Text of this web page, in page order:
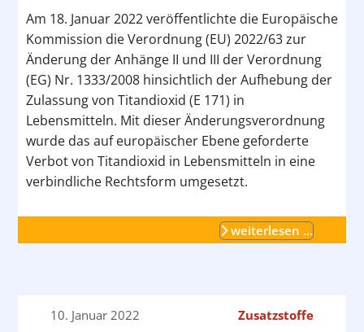
Am 18. Januar 2022 veröffentlichte die Europäische
Kommission die Verordnung (EU) 2022/63 zur
Änderung der Anhänge II und III der Verordnung
(EG) Nr. 1333/2008 hinsichtlich der Aufhebung der
Zulassung von Titandioxid (E 171) in
Lebensmitteln. Mit dieser Änderungsverordnung
wurde das auf europäischer Ebene geforderte
Verbot von Titandioxid in Lebensmitteln in eine
verbindliche Rechtsform umgesetzt.
weiterlesen …
10. Januar 2022 Zusatzstoffe